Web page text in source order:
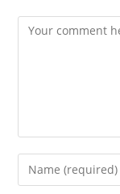
Comment
Enter
your